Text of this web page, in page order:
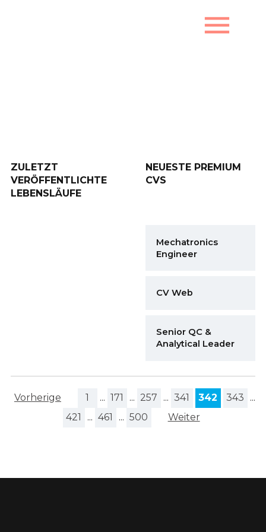
menu
ZULETZT
VERÖFFENTLICHTE
LEBENSLÄUFE
NEUESTE PREMIUM
CVS
Mechatronics
Engineer
CV Web
Senior QC &
Analytical Leader
Vorherige 1 ... 171 ... 257 ... 341 342 343
...
421
... 461 ... 500 Weiter